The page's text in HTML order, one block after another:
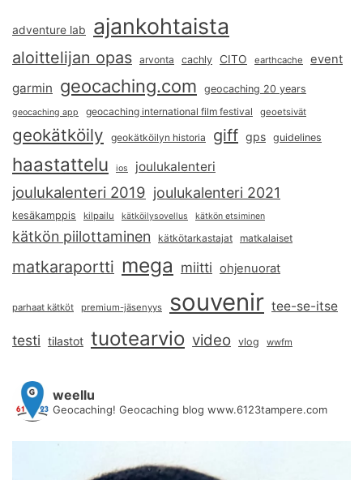
adventure lab ajankohtaista
aloittelijan opas arvonta cachly CITO earthcache event
garmin geocaching.com geocaching 20 years
geocaching app geocaching international film festival geoetsivät
geokätköily geokätköilyn historia giff gps guidelines
haastattelu ios joulukalenteri
joulukalenteri 2019 joulukalenteri 2021
kesäkamppis kilpailu kätköilysovellus kätkön etsiminen
kätkön piilottaminen kätkötarkastajat matkalaiset
matkaraportti mega miitti ohjenuorat
parhaat kätköt premium-jäsenyys souvenir tee-se-itse
testi tilastot tuotearvio video vlog wwfm
weellu
Geocaching! Geocaching blog www.6123tampere.com